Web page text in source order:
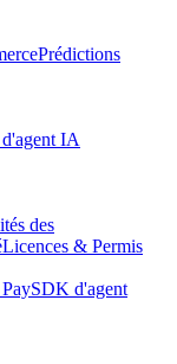
Prédictions
IA
des
Licences & Permis
SDK d'agent